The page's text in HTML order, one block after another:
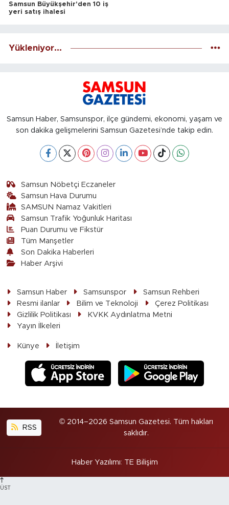
Samsun Büyükşehir'den 10 iş
yeri satış ihalesi
Yükleniyor...
Samsun Haber, Samsunspor, ilçe gündemi, ekonomi, yaşam ve
son dakika gelişmelerini Samsun Gazetesi’nde takip edin.
Samsun Nöbetçi Eczaneler
Samsun Hava Durumu
SAMSUN Namaz Vakitleri
Samsun Trafik Yoğunluk Haritası
Puan Durumu ve Fikstür
Tüm Manşetler
Son Dakika Haberleri
Haber Arşivi
Samsun Haber Samsunspor
Samsun Rehberi
Resmi ilanlar
Bilim ve Teknoloji
Çerez Politikası
Gizlilik Politikası
KVKK Aydınlatma Metni
Yayın İlkeleri
Künye İletişim
RSS
© 2014–2026 Samsun Gazetesi. Tüm hakları
saklıdır.
Haber Yazılımı: TE Bilişim
ÜST